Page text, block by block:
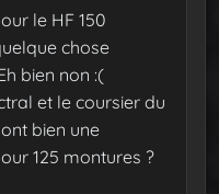
le HF 150
chose
bien non :(
et le coursier du
bien une
125 montures ?